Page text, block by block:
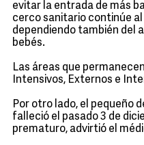
evitar la entrada de más
cerco sanitario continúe
dependiendo también del
bebés.
Las áreas que
Intensivos, Externos e
Por otro lado, el pequeño
falleció el pasado 3 de
prematuro, advirtió el